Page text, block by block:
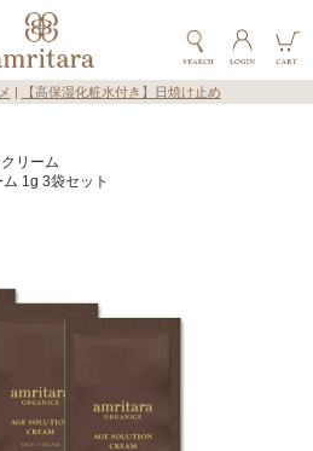
【高保湿化粧水付き】日焼け止め
リーム
1g 3袋セット